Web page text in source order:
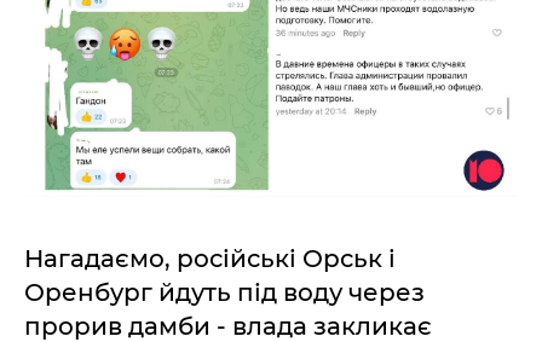
Нагадаємо, російські Орськ і
Оренбург йдуть під воду через
прорив дамби - влада закликає